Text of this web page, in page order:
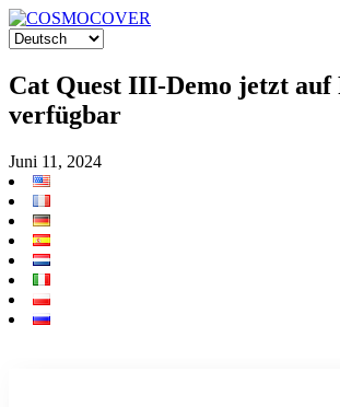
Cat Quest III-Demo jetzt auf
verfügbar
Juni 11, 2024